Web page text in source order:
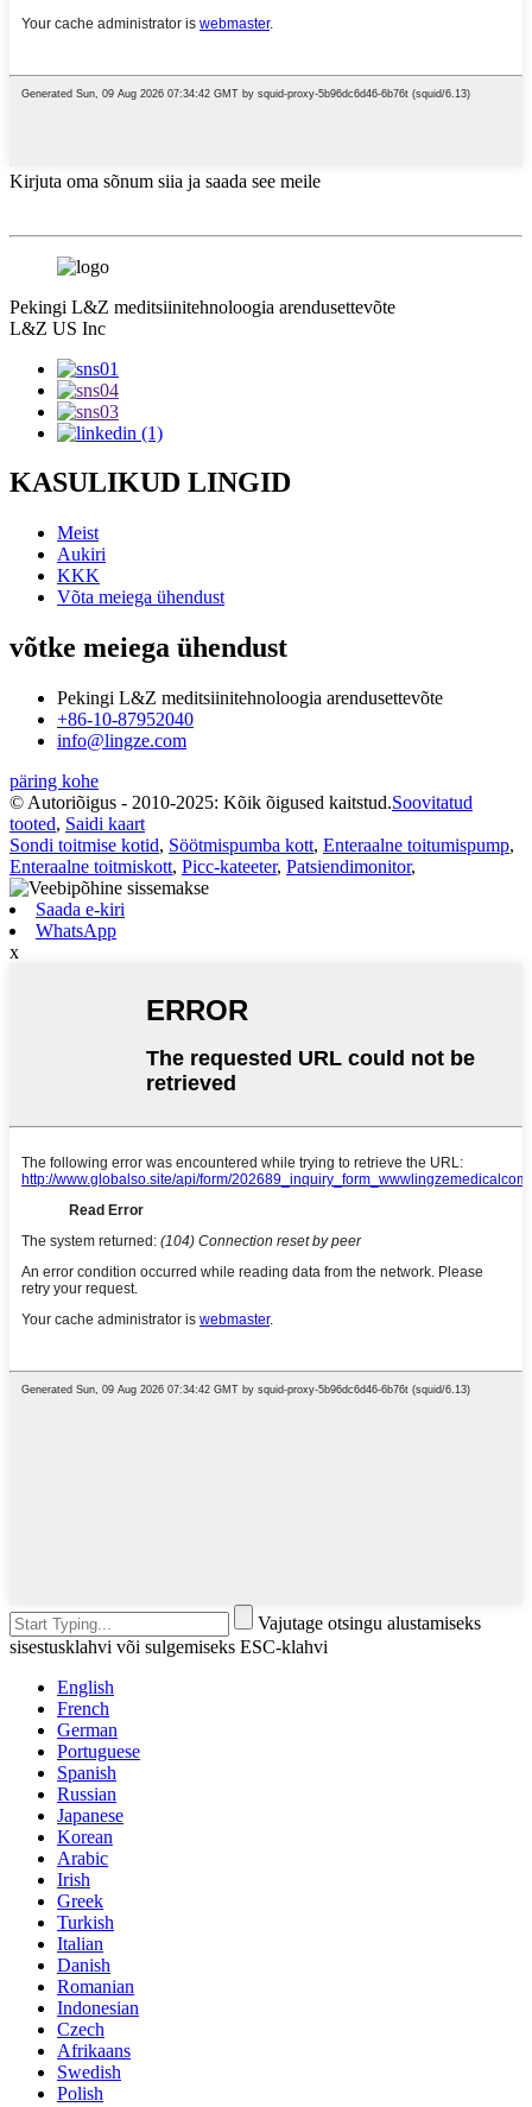
Kirjuta oma sõnum siia ja saada see meile
Pekingi L&Z meditsiinitehnoloogia arendusettevõte
L&Z US Inc
KASULIKUD LINGID
Meist
Aukiri
KKK
Võta meiega ühendust
võtke meiega ühendust
Pekingi L&Z meditsiinitehnoloogia arendusettevõte
+86-10-87952040
info@lingze.com
päring kohe
© Autoriõigus - 2010-2025: Kõik õigused kaitstud.Soovitatud
tooted, Saidi kaart
Sondi toitmise kotid, Söötmispumba kott, Enteraalne toitumispump,
Enteraalne toitmiskott, Picc-kateeter, Patsiendimonitor,
Saada e-kiri
WhatsApp
x
Vajutage otsingu alustamiseks
sisestusklahvi või sulgemiseks ESC-klahvi
English
French
German
Portuguese
Spanish
Russian
Japanese
Korean
Arabic
Irish
Greek
Turkish
Italian
Danish
Romanian
Indonesian
Czech
Afrikaans
Swedish
Polish